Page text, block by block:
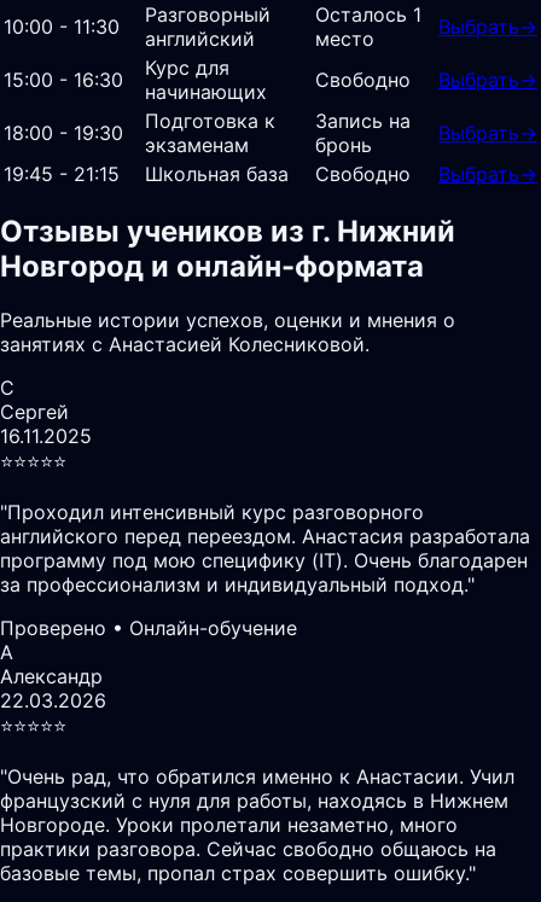
10:00 - 11:30
Разговорный
английский
Осталось 1
место
Выбрать→
15:00 - 16:30
Курс для
начинающих
Свободно Выбрать→
18:00 - 19:30
Подготовка к
экзаменам
Запись на
бронь
Выбрать→
19:45 - 21:15
Школьная база Свободно Выбрать→
Отзывы учеников из г. Нижний
Новгород и онлайн-формата
Реальные истории успехов, оценки и мнения о
занятиях с Анастасией Колесниковой.
С
Сергей
16.11.2025
⭐️⭐️⭐️⭐️⭐️
"Проходил интенсивный курс разговорного
английского перед переездом. Анастасия разработала
программу под мою специфику (IT). Очень благодарен
за профессионализм и индивидуальный подход."
Проверено • Онлайн-обучение
А
Александр
22.03.2026
⭐️⭐️⭐️⭐️⭐️
"Очень рад, что обратился именно к Анастасии. Учил
французский с нуля для работы, находясь в Нижнем
Новгороде. Уроки пролетали незаметно, много
практики разговора. Сейчас свободно общаюсь на
базовые темы, пропал страх совершить ошибку."